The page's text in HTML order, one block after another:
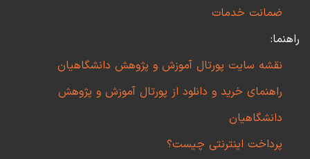
ضمانت خدمات
راهنما:
نقشه سایت پورتال آموزش و پژوهش دانشگاهیان
راهنمای خرید و دانلود از پورتال آموزش و پژوهش
دانشگاهیان
پرداخت اینترنتی چیست؟